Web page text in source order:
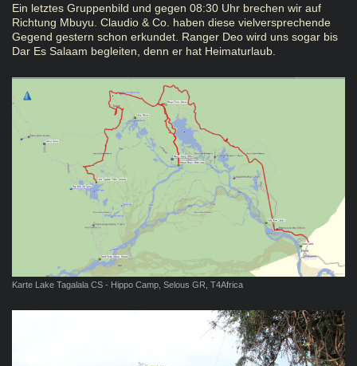
Ein letztes Gruppenbild und gegen 08:30 Uhr brechen wir auf
Richtung Mbuyu. Claudio & Co. haben diese vielversprechende
Gegend gestern schon erkundet. Ranger Deo wird uns sogar bis
Dar Es Salaam begleiten, denn er hat Heimaturlaub.
Karte Lake Tagalala CS - Hippo Camp, Selous GR, T4Africa